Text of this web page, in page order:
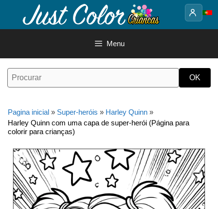
o
Menu
Pagina inicial » Super-heróis » Harley Quinn »
Harley Quinn com uma capa de super-herói (Página para
colorir para crianças)